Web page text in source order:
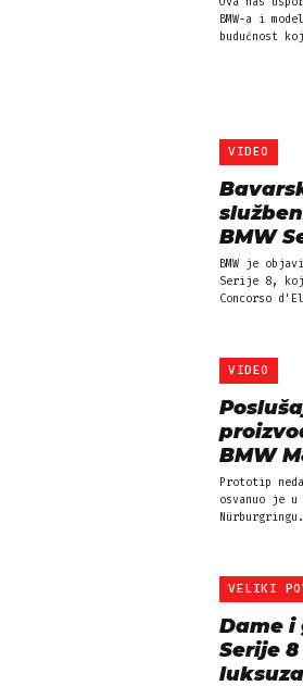
BMW-a i
budućnost
VIDEO
BMW
BMW je
Serije 8,
Concorso
VIDEO
BMW
Prototip
osvanuo je u
Dame i
Serije